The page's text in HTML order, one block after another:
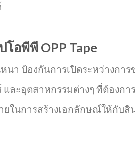
อพีพี OPP Tape
า ป้องกันการเปิดระหว่างการ
และอุตสาหกรรมต่างๆ ที่ต้อง
ยในการสร้างเอกลักษณ์ให้กับ